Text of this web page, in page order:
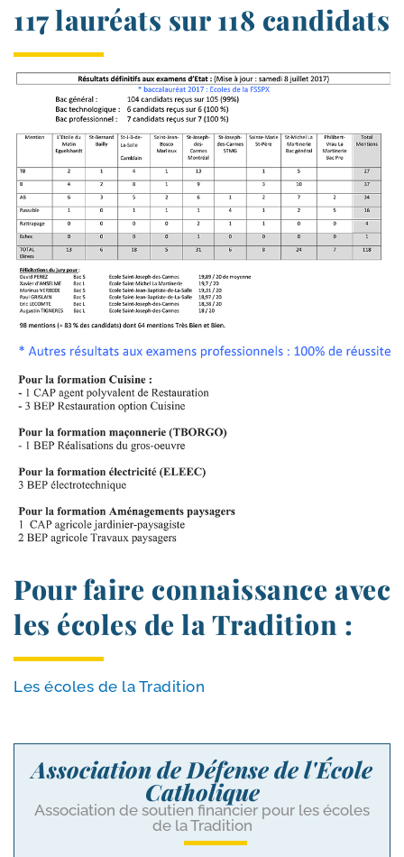
117 lauréats sur 118 candidats
Pour faire connaissance avec
les écoles de la Tradition :
Les écoles de la Tradition
Association de Défense de l'École
Catholique
Association de soutien financier pour les écoles
de la Tradition